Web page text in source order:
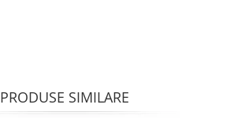
PRODUSE SIMILARE